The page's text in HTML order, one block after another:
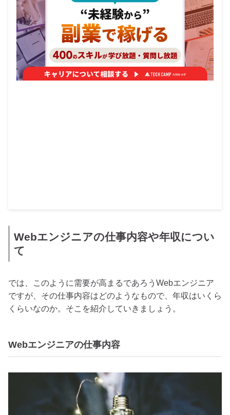
Webエンジニアの仕事内容や年収につい
て
では、このように需要が高まるであろうWebエンジニア
ですが、その仕事内容はどのようなもので、年収はいくら
くらいなのか。そこを紹介していきましょう。
Webエンジニアの仕事内容